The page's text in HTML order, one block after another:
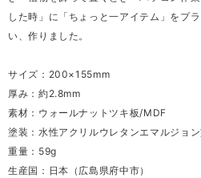
した時」に「ちょっと一アイテム」をプ
い、作りました。
サイズ：200×155mm
厚み：約2.8mm
素材：ウォールナットツキ板/MDF
塗装：水性アクリルウレタンエマルジョ
重量：59g
生産国：日本（広島県府中市）